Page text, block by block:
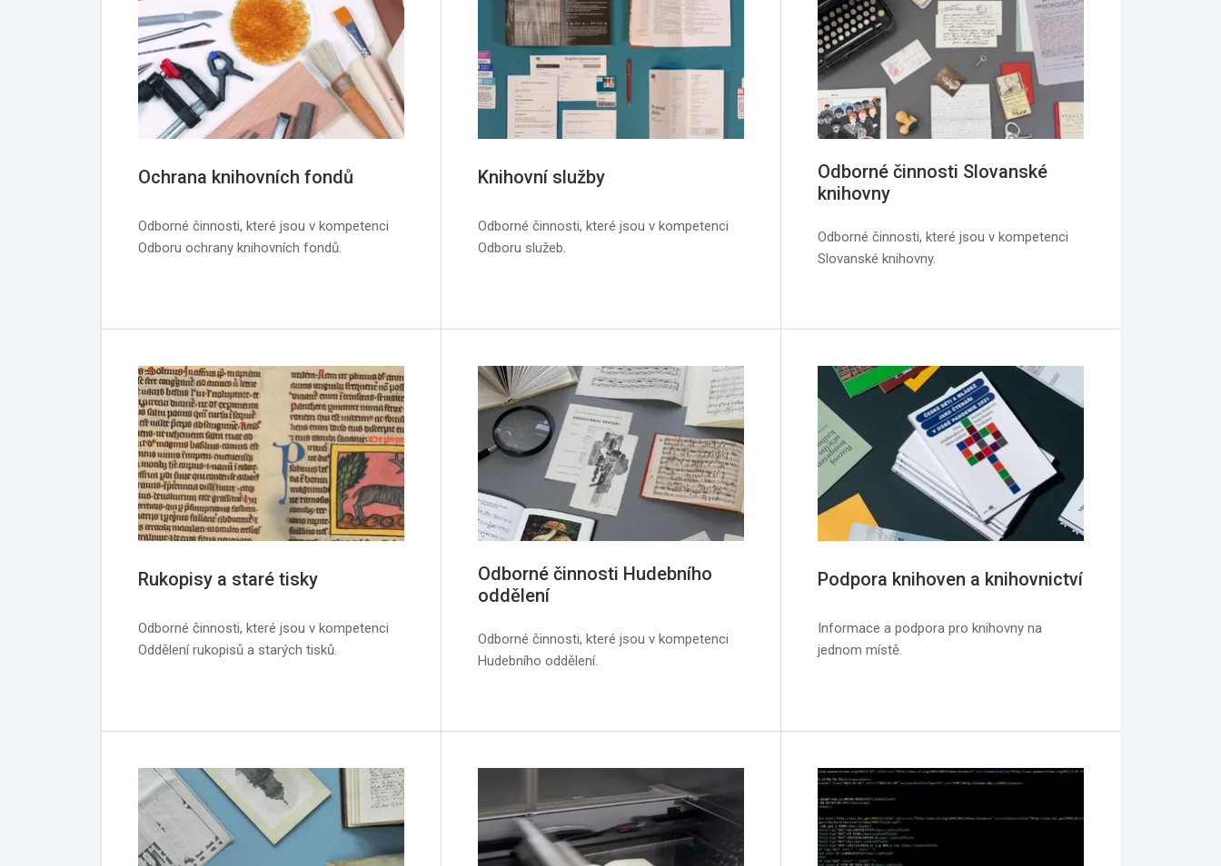
Ochrana knihovních fondů
Odborné činnosti, které jsou v kompetenci
Odboru ochrany knihovních fondů.
Knihovní služby
Odborné činnosti, které jsou v kompetenci
Odboru služeb.
Odborné činnosti Slovanské
knihovny
Odborné činnosti, které jsou v kompetenci
Slovanské knihovny.
Rukopisy a staré tisky
Odborné činnosti, které jsou v kompetenci
Oddělení rukopisů a starých tisků.
Odborné činnosti Hudebního
oddělení
Odborné činnosti, které jsou v kompetenci
Hudebního oddělení.
Podpora knihoven a knihovnictví
Informace a podpora pro knihovny na
jednom místě.